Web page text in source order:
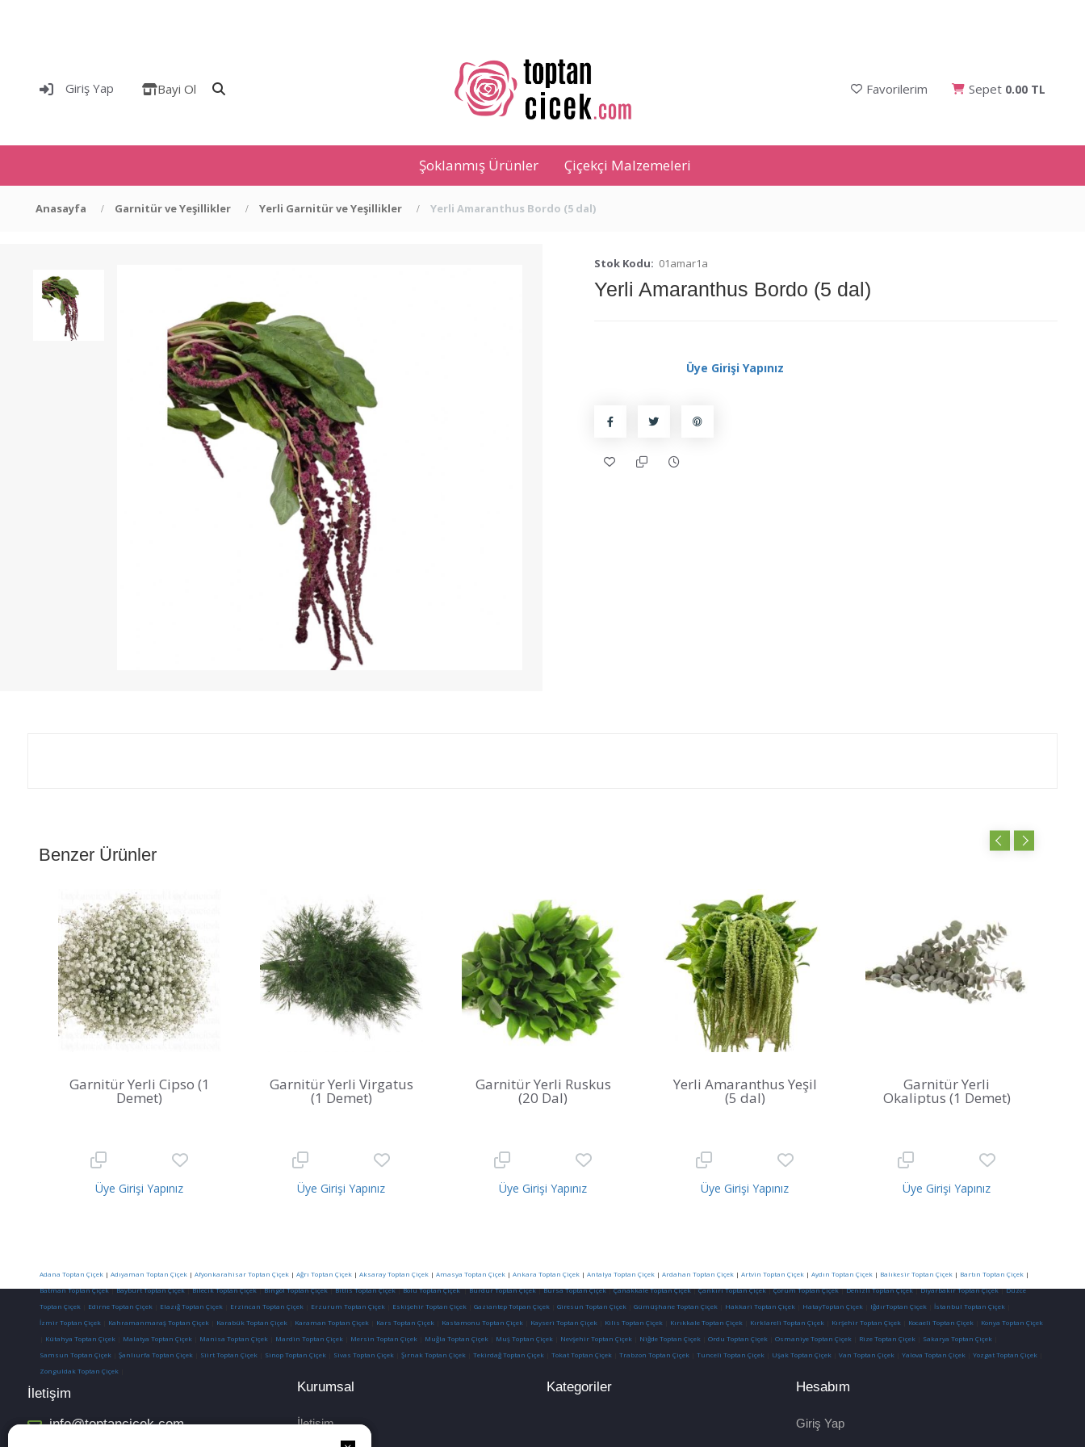
Giriş Yap Bayi Ol Favorilerim Sepet 0.00 TL
Şoklanmış Ürünler Çiçekçi Malzemeleri
Anasayfa Garnitür ve Yeşillikler Yerli Garnitür ve Yeşillikler Yerli Amaranthus Bordo (5 dal)
Stok Kodu: 01amar1a
Yerli Amaranthus Bordo (5 dal)
Üye Girişi Yapınız
Benzer Ürünler
Garnitür Yerli Cipso (1
Demet)
Üye Girişi Yapınız
Garnitür Yerli Virgatus
(1 Demet)
Üye Girişi Yapınız
Garnitür Yerli Ruskus
(20 Dal)
Üye Girişi Yapınız
Yerli Amaranthus Yeşil
(5 dal)
Üye Girişi Yapınız
Garnitür Yerli
Okaliptus (1 Demet)
Üye Girişi Yapınız
Adana Toptan Çiçek| Adıyaman Toptan Çiçek| Afyonkarahisar Toptan Çiçek| Ağrı Toptan Çiçek| Aksaray Toptan Çiçek| Amasya Toptan Çiçek| Ankara Toptan Çiçek| Antalya Toptan Çiçek| Ardahan Toptan Çiçek| Artvin Toptan Çiçek| Aydın Toptan Çiçek| Balıkesir Toptan Çiçek| Bartın Toptan Çiçek|
Batman Toptan Çiçek|Bayburt Toptan Çiçek|Bilecik Toptan Çiçek|Bingöl Toptan Çiçek|Bitlis Toptan Çiçek|Bolu Toptan Çiçek|Burdur Toptan Çiçek|Bursa Toptan Çiçek|Çanakkale Toptan Çiçek|Çankırı Toptan Çiçek|Çorum Toptan Çiçek|Denizli Toptan Çiçek|Diyarbakır Toptan Çiçek|Düzce
Toptan Çiçek
Edirne Toptan Çiçek Elazığ Toptan Çiçek Erzincan Toptan Çiçek Erzurum Toptan Çiçek Eskişehir Toptan Çiçek Gaziantep Totpan Çiçek Giresun Toptan Çiçek Gümüşhane Toptan Çiçek Hakkari Toptan Çiçek HatayToptan Çiçek IğdırToptan Çiçek İstanbul Toptan Çiçek
İzmir Toptan Çiçek
Kahramanmaraş Toptan Çiçek Karabük Toptan Çiçek Karaman Toptan Çiçek Kars Toptan Çiçek Kastamonu Toptan Çiçek Kayseri Toptan Çiçek Kilis Toptan Çiçek Kırıkkale Toptan Çiçek Kırklareli Toptan Çiçek Kırşehir Toptan Çiçek Kocaeli Toptan Çiçek
Konya Toptan Çiçek
Kütahya Toptan Çiçek Malatya Toptan Çiçek Manisa Toptan Çiçek Mardin Toptan Çiçek Mersin Toptan Çiçek Muğla Toptan Çiçek Muş Toptan Çiçek Nevşehir Toptan Çiçek Niğde Toptan Çiçek Ordu Toptan Çiçek Osmaniye Toptan Çiçek Rize Toptan Çiçek Sakarya Toptan Çiçek
Samsun Toptan Çiçek
Şanlıurfa Toptan Çiçek Siirt Toptan Çiçek Sinop Toptan Çiçek Sivas Toptan Çiçek Şırnak Toptan Çiçek Tekirdağ Toptan Çiçek Tokat Toptan Çiçek Trabzon Toptan Çiçek Tunceli Toptan Çiçek Uşak Toptan Çiçek Van Toptan Çiçek Yalova Toptan Çiçek Yozgat Toptan Çiçek
Zonguldak Toptan Çiçek
İletişim
info@toptancicek.com
Kurumsal
İletişim
Kategoriler Hesabım
Giriş Yap